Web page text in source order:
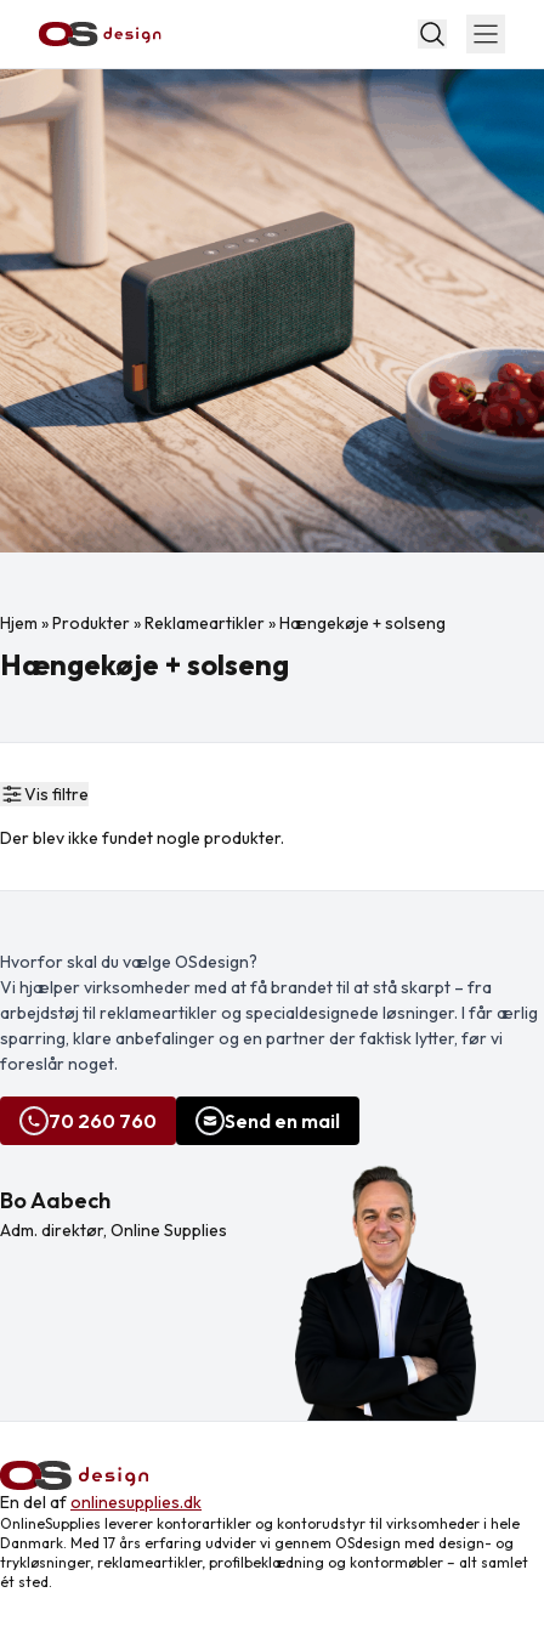
Hjem »Produkter»Reklameartikler»Hængekøje + solseng
Hængekøje + solseng
Vis filtre
Der blev ikke fundet nogle produkter.
Hvorfor skal du vælge OSdesign?
Vi hjælper virksomheder med at få brandet til at stå skarpt – fra
arbejdstøj til reklameartikler og specialdesignede løsninger. I får ærlig
sparring, klare anbefalinger og en partner der faktisk lytter, før vi
foreslår noget.
70 260 760 Send en mail
Bo Aabech
Adm. direktør, Online Supplies
En del afonlinesupplies.dk
OnlineSupplies leverer kontorartikler og kontorudstyr til virksomheder i hele
Danmark. Med 17 års erfaring udvider vi gennem OSdesign med design- og
trykløsninger, reklameartikler, profilbeklædning og kontormøbler – alt samlet
ét sted.